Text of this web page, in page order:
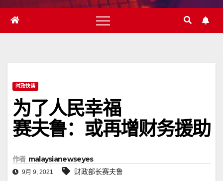
时政快读
为了人民幸福
赛夫鲁：或再增财务援助
作者 malaysianewseyes
9月 9, 2021 财政部长赛夫鲁